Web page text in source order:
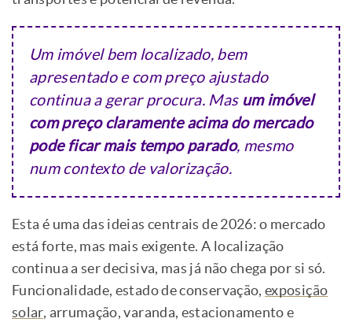
Um imóvel bem localizado, bem
apresentado e com preço ajustado
continua a gerar procura. Mas um imóvel
com preço claramente acima do mercado
pode ficar mais tempo parado, mesmo
num contexto de valorização.
Esta é uma das ideias centrais de 2026: o mercado
está forte, mas mais exigente. A localização
continua a ser decisiva, mas já não chega por si só.
Funcionalidade, estado de conservação,exposição
solar, arrumação, varanda, estacionamento e